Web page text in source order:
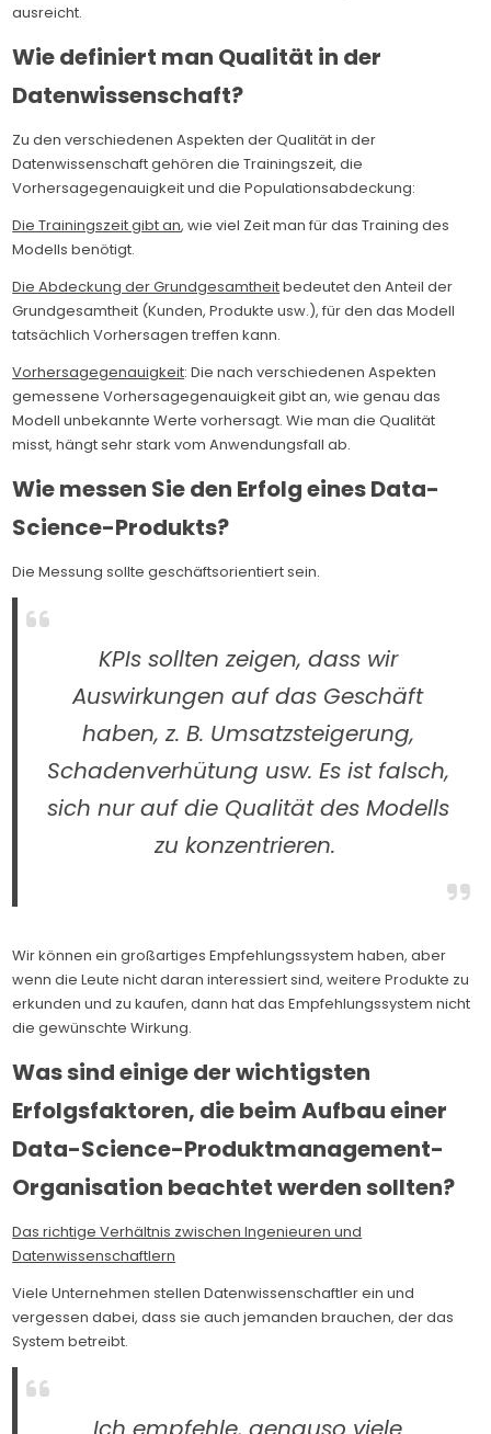
ausreicht.
Wie definiert man Qualität in der
Datenwissenschaft?
Zu den verschiedenen Aspekten der Qualität in der
Datenwissenschaft gehören die Trainingszeit, die
Vorhersagegenauigkeit und die Populationsabdeckung:
Die Trainingszeit gibt an, wie viel Zeit man für das Training des
Modells benötigt.
Die Abdeckung der Grundgesamtheitbedeutet den Anteil der
Grundgesamtheit (Kunden, Produkte usw.), für den das Modell
tatsächlich Vorhersagen treffen kann.
Vorhersagegenauigkeit: Die nach verschiedenen Aspekten
gemessene Vorhersagegenauigkeit gibt an, wie genau das
Modell unbekannte Werte vorhersagt. Wie man die Qualität
misst, hängt sehr stark vom Anwendungsfall ab.
Wie messen Sie den Erfolg eines Data-
Science-Produkts?
Die Messung sollte geschäftsorientiert sein.
KPIs sollten zeigen, dass wir
Auswirkungen auf das Geschäft
haben, z. B. Umsatzsteigerung,
Schadenverhütung usw. Es ist falsch,
sich nur auf die Qualität des Modells
zu konzentrieren.
Wir können ein großartiges Empfehlungssystem haben, aber
wenn die Leute nicht daran interessiert sind, weitere Produkte zu
erkunden und zu kaufen, dann hat das Empfehlungssystem nicht
die gewünschte Wirkung.
Was sind einige der wichtigsten
Erfolgsfaktoren, die beim Aufbau einer
Data-Science-Produktmanagement-
Organisation beachtet werden sollten?
Das richtige Verhältnis zwischen Ingenieuren und
Datenwissenschaftlern
Viele Unternehmen stellen Datenwissenschaftler ein und
vergessen dabei, dass sie auch jemanden brauchen, der das
System betreibt.